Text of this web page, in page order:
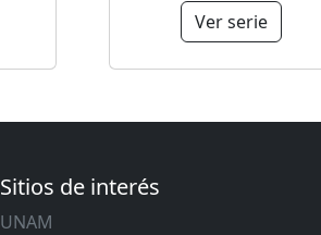
Ver serie
Sitios de interés
UNAM